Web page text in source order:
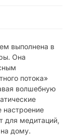
выполнена в
Она
потока»
волшебную
для медитаций,
дому.